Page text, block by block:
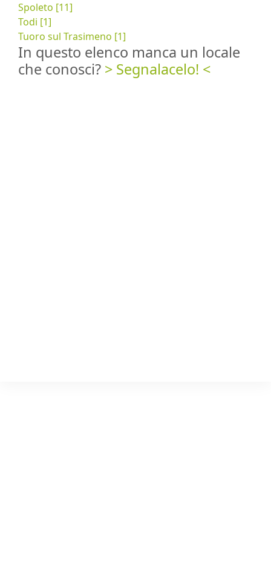
Spoleto [11]
Todi [1]
Tuoro sul Trasimeno [1]
In questo elenco manca un locale
che conosci? > Segnalacelo! <